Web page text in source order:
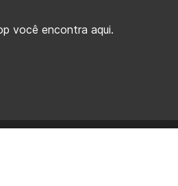
você encontra aqui.